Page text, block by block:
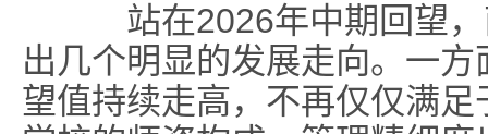
站在2026年中期回望，
出几个明显的发展走向。一
望值持续走高，不再仅仅满足